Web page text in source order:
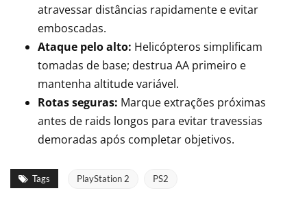
atravessar distâncias rapidamente e evitar
emboscadas.
Ataque pelo alto: Helicópteros simplificam
tomadas de base; destrua AA primeiro e
mantenha altitude variável.
Rotas seguras: Marque extrações próximas
antes de raids longos para evitar travessias
demoradas após completar objetivos.
Tags PlayStation 2 PS2